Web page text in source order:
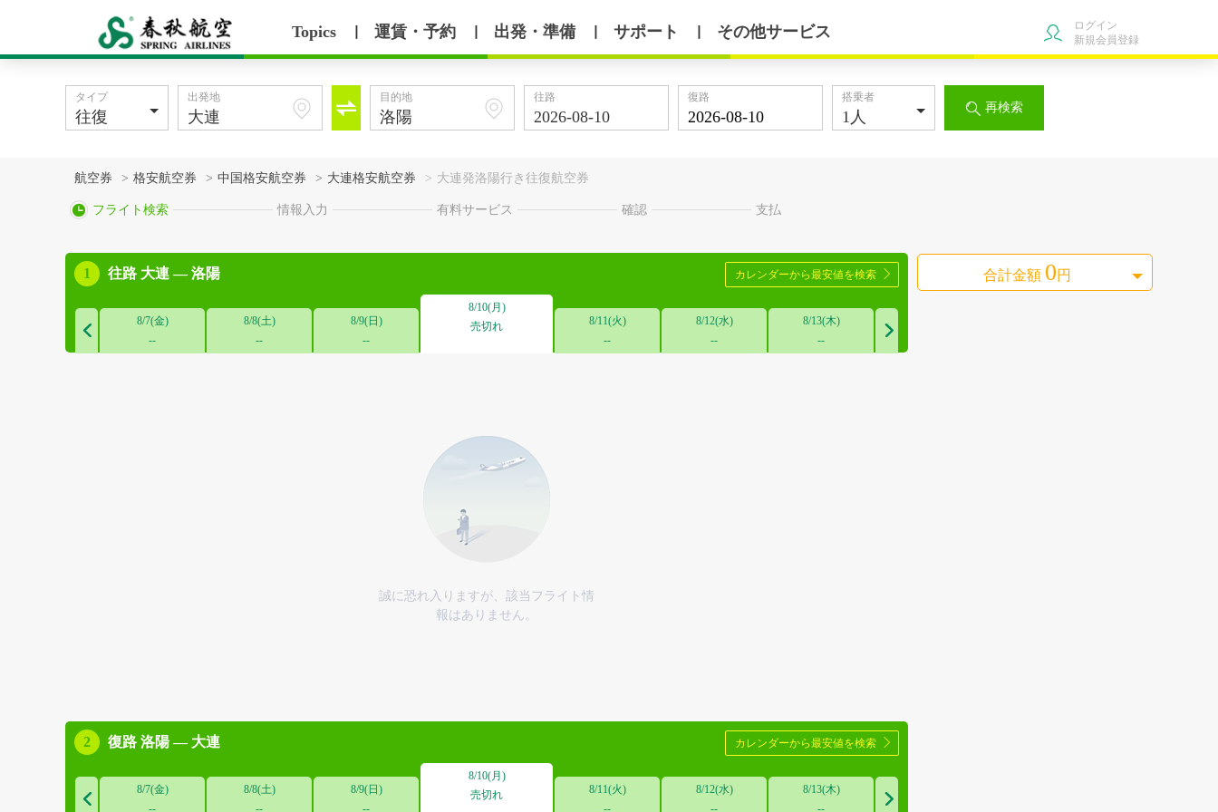
Topics 運賃・予約 出発・準備 サポート その他サービス
ログイン
新規会員登録

 フライト検索 情報入力 有料サービス 確認 支払

タイプ 出発地 目的地 往路 復路 搭乗者
 再検索
航空券 > 格安航空券 > 中国格安航空券 > 大連格安航空券 > 大連発洛陽行き往復航空券
1 往路 大連 — 洛陽 カレンダーから最安値を検索 

8/7(金)
--
8/8(土)
--
8/9(日)
--
8/10(月)
売切れ
8/11(火)
--
8/12(水)
--
8/13(木)
--

誠に恐れ入りますが、該当フライト情
報はありません。
2 復路 洛陽 — 大連 カレンダーから最安値を検索 

8/7(金)
--
8/8(土)
--
8/9(日)
--
8/10(月)
売切れ
8/11(火)
--
8/12(水)
--
8/13(木)
--

合計金額 0円